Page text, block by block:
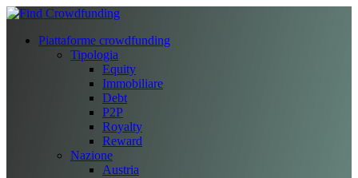
Piattaforme crowdfunding
Tipologia
Equity
Immobiliare
Debt
P2P
Royalty
Reward
Nazione
Austria